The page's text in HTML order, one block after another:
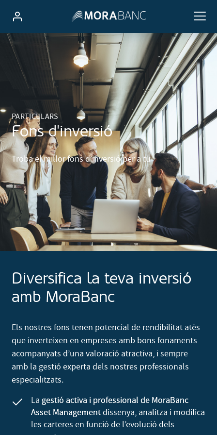
PARTICULARS
Fons d'inversió
Troba el millor fons d’inversió per a tu
Diversifica la teva inversió
amb MoraBanc
Els nostres fons tenen potencial de rendibilitat atès
que inverteixen en empreses amb bons fonaments
acompanyats d’una valoració atractiva, i sempre
amb la gestió experta dels nostres professionals
especialitzats.
La gestió activa i professional de MoraBanc
Asset Managementdissenya, analitza i modifica
les carteres en funció de l’evolució dels